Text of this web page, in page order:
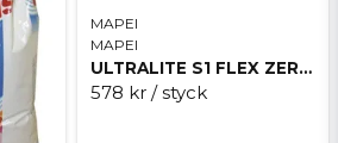
MAPEI
MAPEI
ULTRALITE S1 FLEX ZERO 15kg
578 kr / styck